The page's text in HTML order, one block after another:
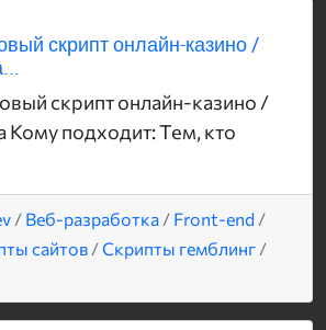
скрипт онлайн-казино /
скрипт онлайн-казино /
Кому подходит: Тем, кто
/ Веб-разработка / Front-end /
сайтов /Скрипты гемблинг /